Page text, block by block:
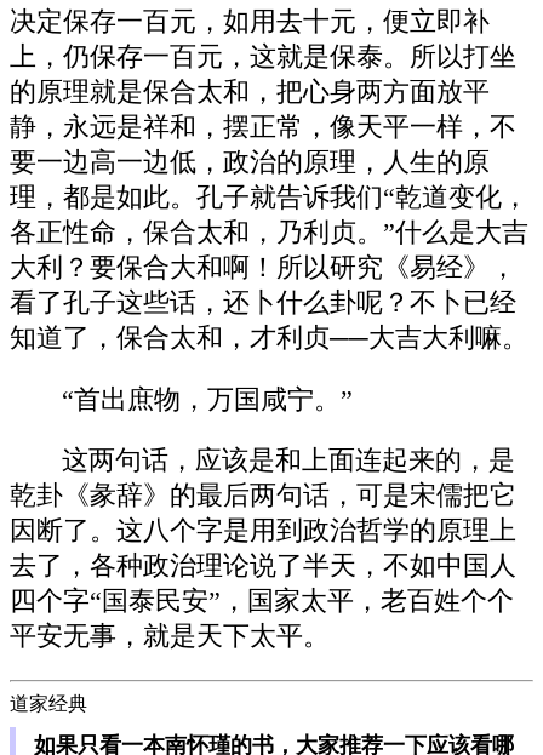
决定保存一百元，如用去十元，便立即补
上，仍保存一百元，这就是保泰。所以打坐
的原理就是保合太和，把心身两方面放平
静，永远是祥和，摆正常，像天平一样，不
要一边高一边低，政治的原理，人生的原
理，都是如此。孔子就告诉我们“乾道变化，
各正性命，保合太和，乃利贞。”什么是大吉
大利？要保合大和啊！所以研究《易经》，
看了孔子这些话，还卜什么卦呢？不卜已经
知道了，保合太和，才利贞──大吉大利嘛。
“首出庶物，万国咸宁。”
这两句话，应该是和上面连起来的，是
乾卦《彖辞》的最后两句话，可是宋儒把它
因断了。这八个字是用到政治哲学的原理上
去了，各种政治理论说了半天，不如中国人
四个字“国泰民安”，国家太平，老百姓个个
平安无事，就是天下太平。
道家经典
如果只看一本南怀瑾的书，大家推荐一下应该看哪